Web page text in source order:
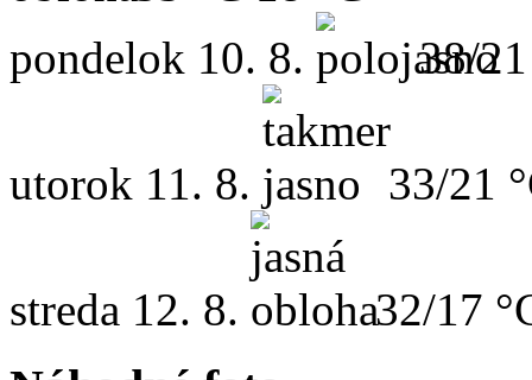
pondelok 10. 8. 38/
utorok 11. 8. 33/21
streda 12. 8. 32/17